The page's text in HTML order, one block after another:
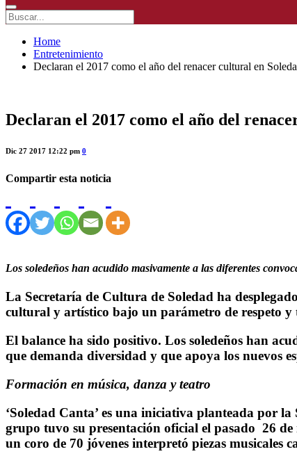
Home
Entretenimiento
Declaran el 2017 como el año del renacer cultural en
Declaran el 2017 como el año del
Dic 27 2017 12:22 pm 0
Compartir esta noticia
Los soledeños han acudido masivamente a las diferentes
La Secretaría de Cultura de Soledad ha
cultural y artístico bajo un parámetro de respeto
El balance ha sido positivo. Los soledeños han
que demanda diversidad y que apoya los nuevos
Formación en música, danza y teatro
‘Soledad Canta’ es una iniciativa planteada por
grupo tuvo su presentación oficial el pasado 26 de
un coro de 70 jóvenes interpretó piezas musicales